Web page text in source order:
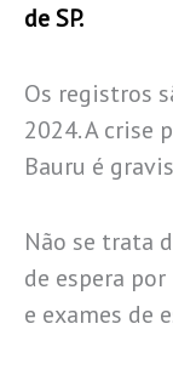
de SP.
Os registros
2024. A crise
Bauru é
Não se trata
de espera
e exames de